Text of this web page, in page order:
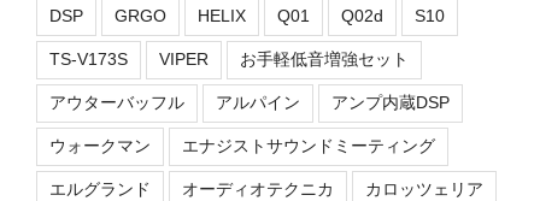
DSP GRGO HELIX Q01 Q02d S10
TS-V173S VIPER お手軽低音増強セット
アウターバッフル アルパイン アンプ内蔵DSP
ウォークマン エナジストサウンドミーティング
エルグランド オーディオテクニカ カロッツェリア